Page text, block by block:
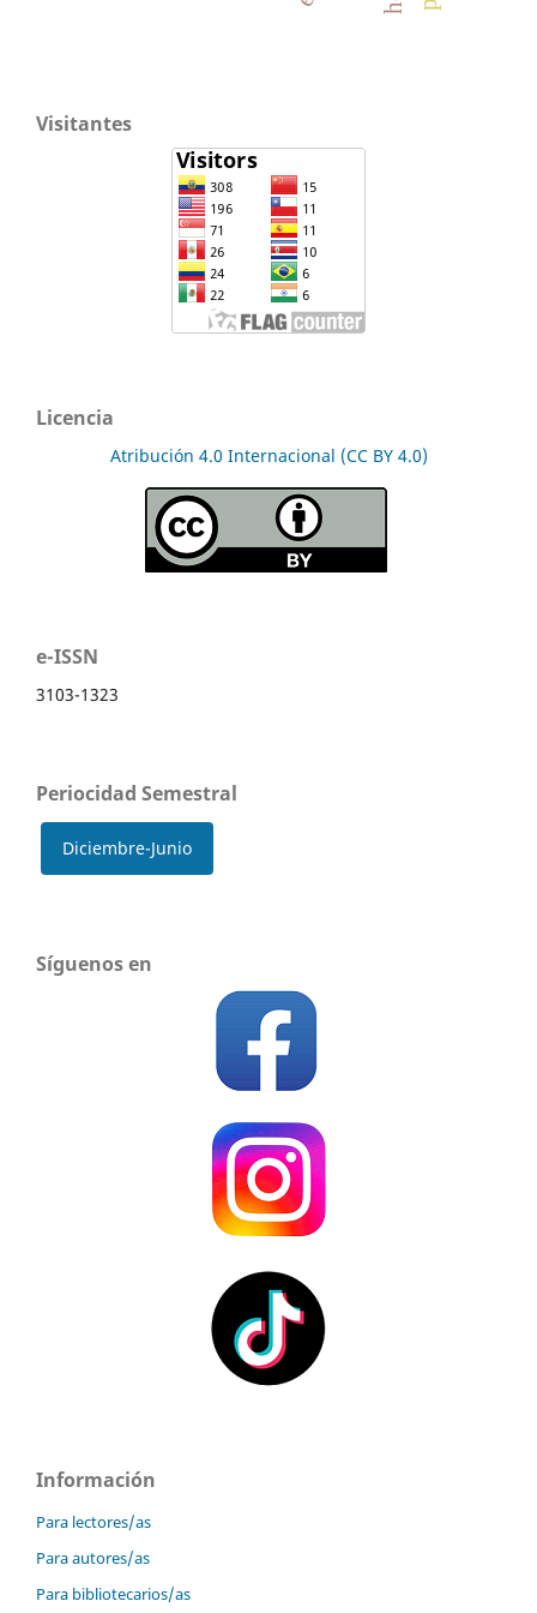
Visitantes
Licencia
Atribución 4.0 Internacional (CC BY 4.0)
e-ISSN
3103-1323
Periocidad Semestral
Diciembre-Junio
Síguenos en
Información
Para lectores/as
Para autores/as
Para bibliotecarios/as